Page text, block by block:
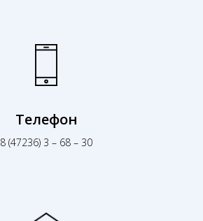
Телефон
8 (47236) 3 – 68 – 30